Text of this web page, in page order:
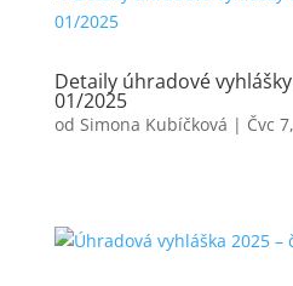
Detaily úhradové
01/2025
od Simona Kubíčková | Čvc